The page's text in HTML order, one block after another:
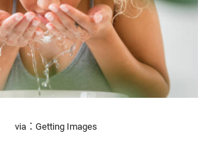
via：Getting Images